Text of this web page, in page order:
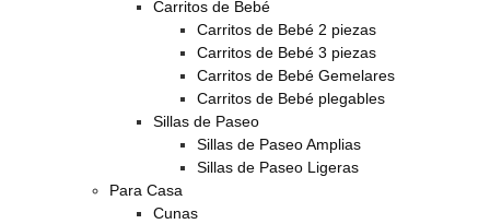
Carritos de Bebé
Carritos de Bebé 2 piezas
Carritos de Bebé 3 piezas
Carritos de Bebé Gemelares
Carritos de Bebé plegables
Sillas de Paseo
Sillas de Paseo Amplias
Sillas de Paseo Ligeras
Para Casa
Cunas